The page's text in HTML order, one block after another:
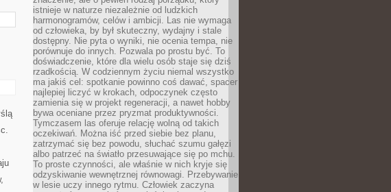
istnieje w naturze niezależnie od ludzkich
harmonogramów, celów i ambicji. Las nie wymaga
od człowieka, by był skuteczny, wydajny i stale
dostępny. Nie pyta o wyniki, nie ocenia tempa, nie
porównuje do innych. Pozwala po prostu być. To
doświadczenie, które dla wielu osób staje się dziś
rzadkością. W codziennym życiu niemal wszystko
ma jakiś cel: spotkanie powinno coś dawać, spacer
najlepiej liczyć w krokach, odpoczynek często
zamienia się w projekt regeneracji, a nawet hobby
bywa oceniane przez pryzmat produktywności.
Tymczasem las oferuje relację wolną od takich
oczekiwań. Można iść przed siebie bez planu,
zatrzymać się bez powodu, słuchać szumu gałęzi
albo patrzeć na światło przesuwające się po mchu.
To proste czynności, ale właśnie w nich kryje się
odzyskiwanie wewnętrznej równowagi. Przebywanie
w lesie uczy innego rytmu. Człowiek zaczyna